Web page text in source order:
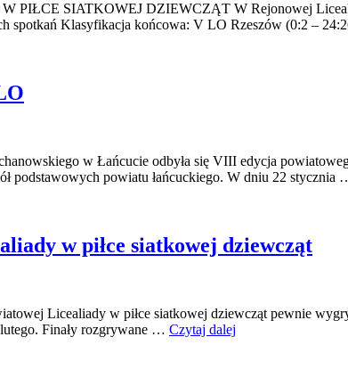
SIATKOWEJ DZIEWCZĄT W Rejonowej
spotkań Klasyfikacja końcowa: V LO Rzeszów (0:2 –
w Łańcucie odbyła się VIII edycja
podstawowych powiatu łańcuckiego. W dniu 22 stycznia
w piłce siatkowej dziewcząt
Licealiady w piłce siatkowej dziewcząt pewnie
Finały rozgrywane … Czytaj dalej